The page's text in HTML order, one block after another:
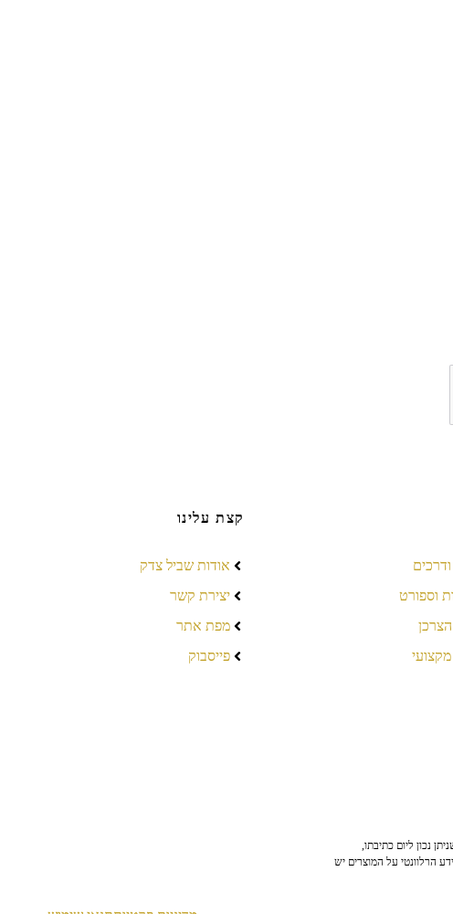
ודרכים
וספורט
קצת עלינו
אודות שביל צדק
יצירת קשר
מפת אתר
פייסבוק
נכון ליום כתיבתו,
הרלוונטי על המוצרים יש